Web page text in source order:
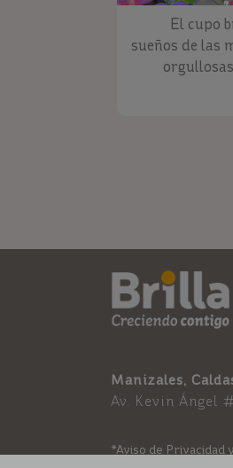
El cupo
sueños de las
Manizales,
Av. Kevin Ángel
*Aviso de Privacidad